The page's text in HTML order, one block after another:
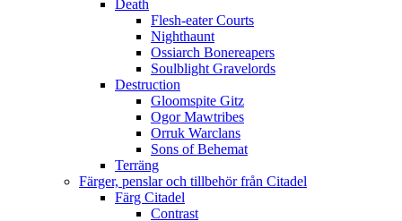
Death
Flesh-eater Courts
Nighthaunt
Ossiarch Bonereapers
Soulblight Gravelords
Destruction
Gloomspite Gitz
Ogor Mawtribes
Orruk Warclans
Sons of Behemat
Terräng
Färger, penslar och tillbehör från Citadel
Färg Citadel
Contrast